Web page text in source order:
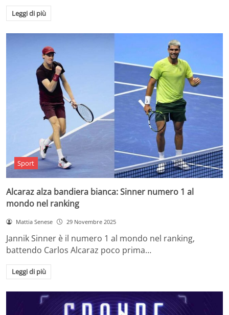
Leggi di più
Sport
Alcaraz alza bandiera bianca: Sinner numero 1 al
mondo nel ranking
Mattia Senese 29 Novembre 2025
Jannik Sinner è il numero 1 al mondo nel ranking,
battendo Carlos Alcaraz poco prima…
Leggi di più